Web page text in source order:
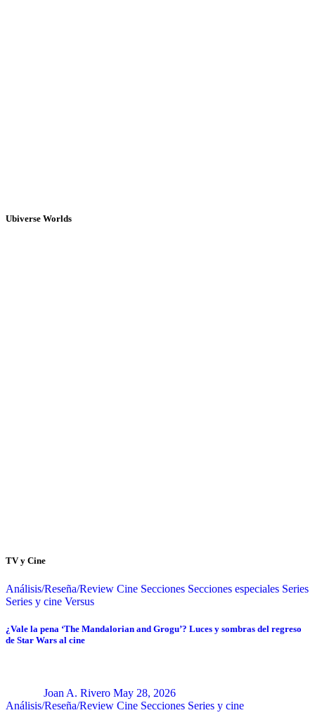
Ubiverse Worlds
TV y Cine
Análisis/Reseña/Review Cine Secciones Secciones especiales Series
Series y cine Versus
¿Vale la pena ‘The Mandalorian and Grogu’? Luces y sombras del regreso
de Star Wars al cine
Joan A. Rivero May 28, 2026
Análisis/Reseña/Review Cine Secciones Series y cine